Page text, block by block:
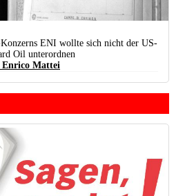
Von Erdgas Im Stausee Von Caviaga (historisches
wiki/file:mattei Caviaga Eni.com Brand Eni En
ENI wollte sich nicht der US-
Oil unterordnen
Mattei